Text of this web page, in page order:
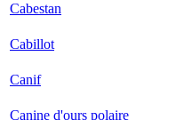
Cabestan
Cabillot
Canif
Canine d'ours polaire